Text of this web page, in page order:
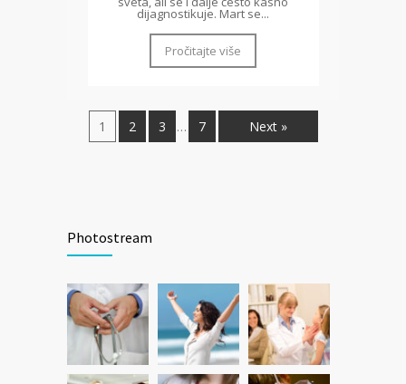
dijagnostikuje. Mart se...
Pročitajte više
1 2 3 … 7 Next »
Photostream